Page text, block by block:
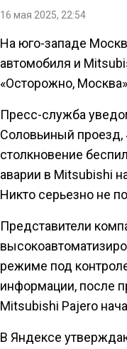
16 мая 2025, 22:54
На юго-западе
автомобиля и
«Осторожно,
Пресс-служба
Соловьиный
столкновение
аварии в Mitsubishi
Никто серьезно не
Представители
режиме под
информации, после
Mitsubishi Pajero
В Яндексе